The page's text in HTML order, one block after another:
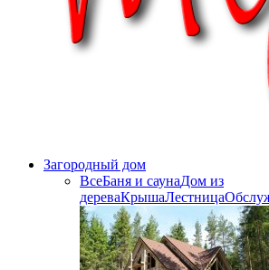
Загородный дом
ВсеБаня и саунаДом из
дереваКрышаЛестница